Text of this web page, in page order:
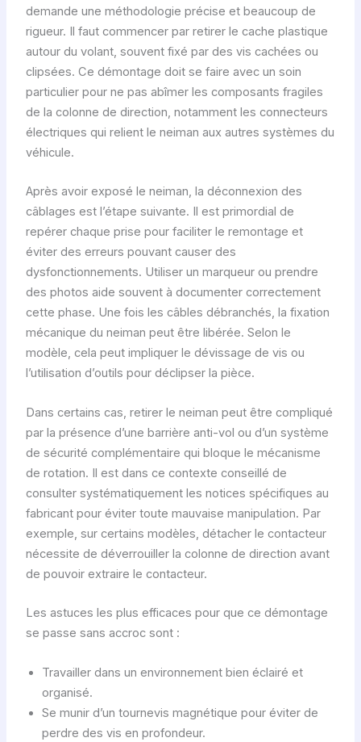
demande une méthodologie précise et beaucoup de
rigueur. Il faut commencer par retirer le cache plastique
autour du volant, souvent fixé par des vis cachées ou
clipsées. Ce démontage doit se faire avec un soin
particulier pour ne pas abîmer les composants fragiles
de la colonne de direction, notamment les connecteurs
électriques qui relient le neiman aux autres systèmes du
véhicule.
Après avoir exposé le neiman, la déconnexion des
câblages est l’étape suivante. Il est primordial de
repérer chaque prise pour faciliter le remontage et
éviter des erreurs pouvant causer des
dysfonctionnements. Utiliser un marqueur ou prendre
des photos aide souvent à documenter correctement
cette phase. Une fois les câbles débranchés, la fixation
mécanique du neiman peut être libérée. Selon le
modèle, cela peut impliquer le dévissage de vis ou
l’utilisation d’outils pour déclipser la pièce.
Dans certains cas, retirer le neiman peut être compliqué
par la présence d’une barrière anti-vol ou d’un système
de sécurité complémentaire qui bloque le mécanisme
de rotation. Il est dans ce contexte conseillé de
consulter systématiquement les notices spécifiques au
fabricant pour éviter toute mauvaise manipulation. Par
exemple, sur certains modèles, détacher le contacteur
nécessite de déverrouiller la colonne de direction avant
de pouvoir extraire le contacteur.
Les astuces les plus efficaces pour que ce démontage
se passe sans accroc sont :
Travailler dans un environnement bien éclairé et
organisé.
Se munir d’un tournevis magnétique pour éviter de
perdre des vis en profondeur.